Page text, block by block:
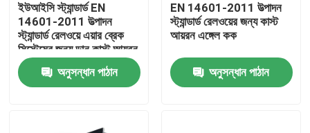
ইউআইসি স্ট্যান্ডার্ড EN
14601-2011 উত্পাদন
স্ট্যান্ডার্ড রেলওয়ে এয়ার ব্রেক
সিস্টেমের জন্য ডান কাস্ট আয়রন
কোণ কক
অনুসন্ধান পাঠান
EN 14601-2011 উত্পাদন
স্ট্যান্ডার্ড রেলওয়ের জন্য কাস্ট
আয়রন এঙ্গেল কক
অনুসন্ধান পাঠান